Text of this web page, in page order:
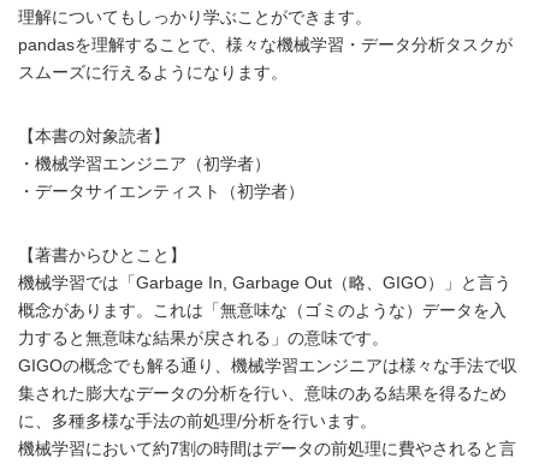
理解についてもしっかり学ぶことができます。
pandasを理解することで、様々な機械学習・データ分析タスクが
スムーズに行えるようになります。
【本書の対象読者】
・機械学習エンジニア（初学者）
・データサイエンティスト（初学者）
【著書からひとこと】
機械学習では「Garbage In, Garbage Out（略、GIGO）」と言う
概念があります。これは「無意味な（ゴミのような）データを入
力すると無意味な結果が戻される」の意味です。
GIGOの概念でも解る通り、機械学習エンジニアは様々な手法で収
集された膨大なデータの分析を行い、意味のある結果を得るため
に、多種多様な手法の前処理/分析を行います。
機械学習において約7割の時間はデータの前処理に費やされると言